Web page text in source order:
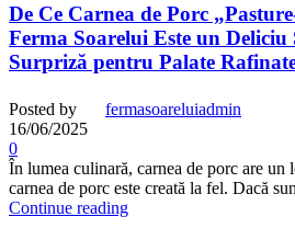
De Ce Carnea de Porc
Ferma Soarelui Este un Deliciu
Surpriză pentru Palate
Posted by
fermasoareluiadmin
16/06/2025
0
În lumea culinară, carnea de porc are un
carnea de porc este creată la fel. Dacă
Continue reading